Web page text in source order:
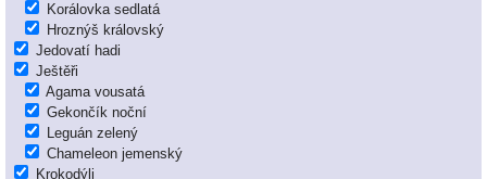
Korálovka sedlatá
Hroznýš královský
Jedovatí hadi
Ještěři
Agama vousatá
Gekončík noční
Leguán zelený
Chameleon jemenský
Krokodýli